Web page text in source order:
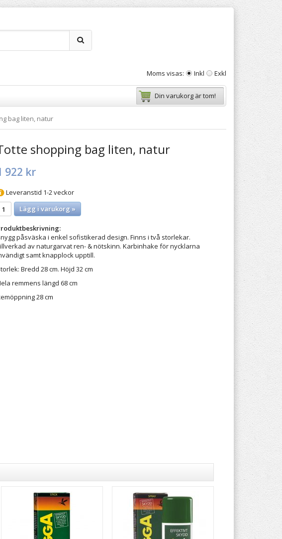
Moms visas: Inkl Exkl
Din varukorg är tom!
bag liten, natur
shopping bag liten, natur
922 kr
Leveranstid 1-2 veckor
Lägg i varukorg »
påsväska i enkel sofistikerad design. Finns i två storlekar.
av naturgarvat ren- & nötskinn. Karbinhake för nycklarna
samt knapplock upptill.
Bredd 28 cm. Höjd 32 cm
remmens längd 68 cm
28 cm